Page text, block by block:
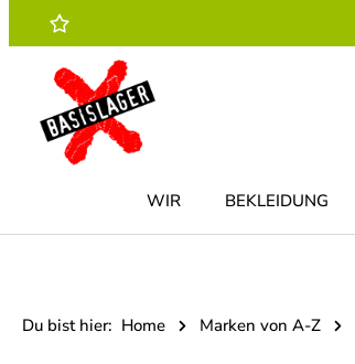
Hauptinhalt springen
Zur Suche springen
Zur Hauptnavigation springen
WIR BEKLEIDUNG
Du bist hier: Home Marken von A-Z